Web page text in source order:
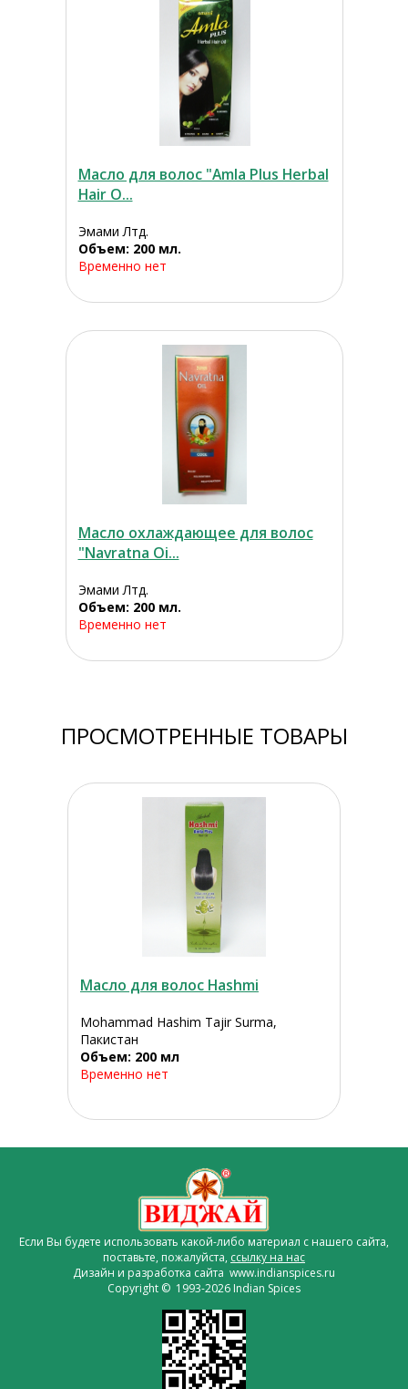
Масло для волос "Amla Plus Herbal
Hair O...
Эмами Лтд.
Объем: 200 мл.
Временно нет
Масло охлаждающее для волос
"Navratna Oi...
Эмами Лтд.
Объем: 200 мл.
Временно нет
ПРОСМОТРЕННЫЕ ТОВАРЫ
Масло для волос Hashmi
Mohammad Hashim Tajir Surma,
Пакистан
Объем: 200 мл
Временно нет
Если Вы будете использовать какой-либо материал с нашего сайта,
поставьте, пожалуйста, ссылку на нас
Дизайн и разработка сайта www.indianspices.ru
Copyright © 1993-2026 Indian Spices